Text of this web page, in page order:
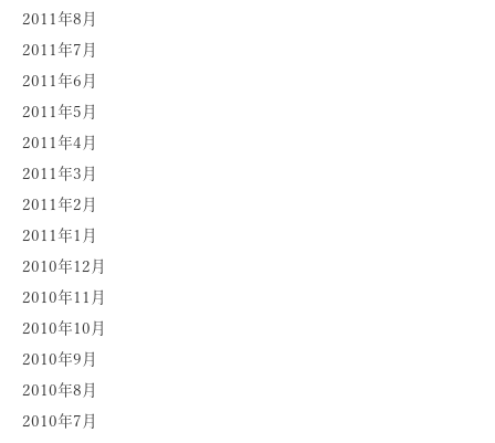
2011年8月
2011年7月
2011年6月
2011年5月
2011年4月
2011年3月
2011年2月
2011年1月
2010年12月
2010年11月
2010年10月
2010年9月
2010年8月
2010年7月